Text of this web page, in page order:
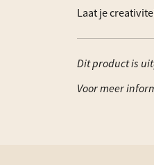
Laat je
Dit product is
Voor meer